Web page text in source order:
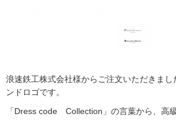
浪速鉄工株式会社様からご注文いただきまし
ンドロゴです。
「Dress code Collection」の言葉から、高